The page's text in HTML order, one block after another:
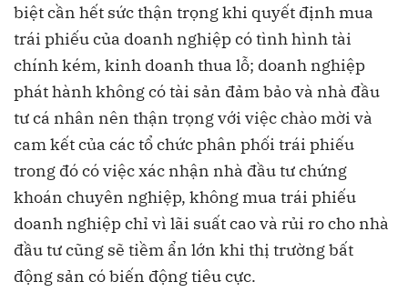
biệt cần hết sức thận trọng khi quyết định mua
trái phiếu của doanh nghiệp có tình hình tài
chính kém, kinh doanh thua lỗ; doanh nghiệp
phát hành không có tài sản đảm bảo và nhà đầu
tư cá nhân nên thận trọng với việc chào mời và
cam kết của các tổ chức phân phối trái phiếu
trong đó có việc xác nhận nhà đầu tư chứng
khoán chuyên nghiệp, không mua trái phiếu
doanh nghiệp chỉ vì lãi suất cao và rủi ro cho nhà
đầu tư cũng sẽ tiềm ẩn lớn khi thị trường bất
động sản có biến động tiêu cực.